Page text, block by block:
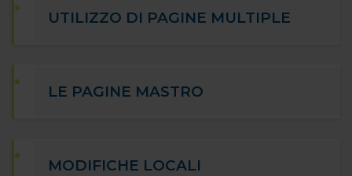
UTILIZZO DI PAGINE MULTIPLE
LE PAGINE MASTRO
MODIFICHE LOCALI